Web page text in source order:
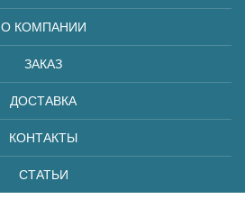
О КОМПАНИИ
ЗАКАЗ
ДОСТАВКА
КОНТАКТЫ
СТАТЬИ